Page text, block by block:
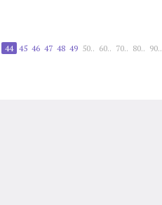
44 45 46 47 48 49 50.. 60.. 70.. 80.. 90..